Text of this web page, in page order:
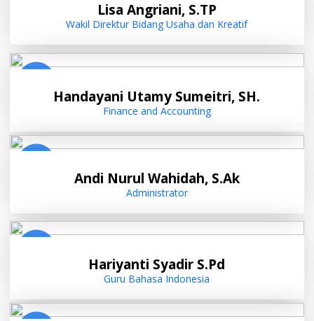
Lisa Angriani, S.TP
Wakil Direktur Bidang Usaha dan Kreatif
Handayani Utamy Sumeitri, SH.
Finance and Accounting
Andi Nurul Wahidah, S.Ak
Administrator
Hariyanti Syadir S.Pd
Guru Bahasa Indonesia